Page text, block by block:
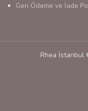
Geri Ödeme ve İade
Rhea İstanbul